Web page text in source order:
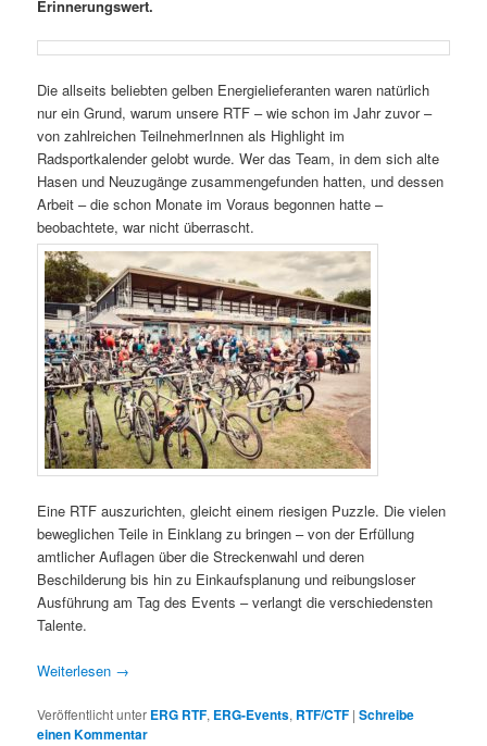
Erinnerungswert.
Die allseits beliebten gelben Energielieferanten waren natürlich
nur ein Grund, warum unsere RTF – wie schon im Jahr zuvor –
von zahlreichen TeilnehmerInnen als Highlight im
Radsportkalender gelobt wurde. Wer das Team, in dem sich alte
Hasen und Neuzugänge zusammengefunden hatten, und dessen
Arbeit – die schon Monate im Voraus begonnen hatte –
beobachtete, war nicht überrascht.
Eine RTF auszurichten, gleicht einem riesigen Puzzle. Die vielen
beweglichen Teile in Einklang zu bringen – von der Erfüllung
amtlicher Auflagen über die Streckenwahl und deren
Beschilderung bis hin zu Einkaufsplanung und reibungsloser
Ausführung am Tag des Events – verlangt die verschiedensten
Talente.
Weiterlesen →
Veröffentlicht unter ERG RTF, ERG-Events, RTF/CTF |Schreibe
einen Kommentar